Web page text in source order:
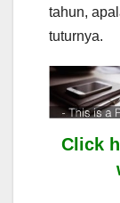
tahun,
tuturnya.
Click